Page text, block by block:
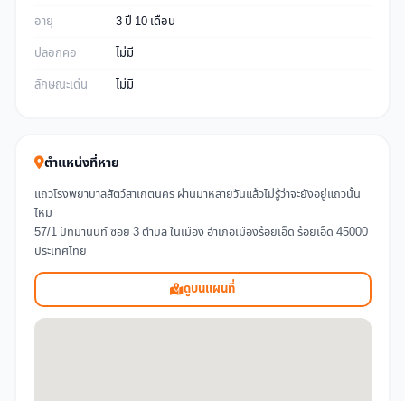
อายุ
3 ปี 10 เดือน
ปลอกคอ
ไม่มี
ลักษณะเด่น
ไม่มี
ตำแหน่งที่หาย
แถวโรงพยาบาลสัตว์สาเกตนคร ผ่านมาหลายวันแล้วไม่รู้ว่าจะยังอยู่แถวนั้น
ไหม
57/1 ปัทมานนท์ ซอย 3 ตำบล ในเมือง อำเภอเมืองร้อยเอ็ด ร้อยเอ็ด 45000
ประเทศไทย
ดูบนแผนที่